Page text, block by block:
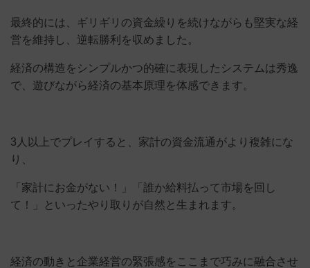
最終的には、ギリギリの資金繰りを続けながらも堅実な経
営を維持し、逆転勝利を収めました。
経済の構造をシンプルかつ的確に表現したシステムは秀逸
で、遊びながら経済の基本原理を体感できます。
3人以上でプレイすると、家計の資金流通がより複雑にな
り、
「家計にお金がない！」「誰か給料払って市場を回し
て！」といったやり取りが自然と生まれます。
経済の動きと企業経営の緊張感をここまで巧みに融合させ